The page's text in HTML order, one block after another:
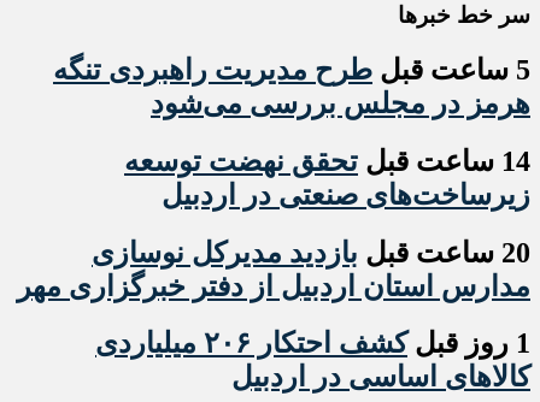
سر خط خبرها
5 ساعت قبل
طرح مدیریت راهبردی تنگه
هرمز در مجلس بررسی می‌شود
14 ساعت قبل
تحقق نهضت توسعه
زیرساخت‌های صنعتی در اردبیل
20 ساعت قبل
بازدید مدیرکل نوسازی
مدارس استان اردبیل از دفتر خبرگزاری مهر
1 روز قبل
کشف احتکار ۲۰۶ میلیاردی
کالاهای اساسی در اردبیل